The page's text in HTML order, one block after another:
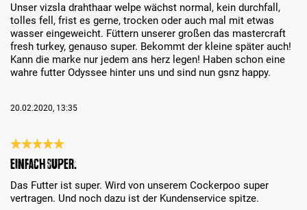
Unser vizsla drahthaar welpe wächst normal, kein durchfall,
tolles fell, frist es gerne, trocken oder auch mal mit etwas
wasser eingeweicht. Füttern unserer großen das mastercraft
fresh turkey, genauso super. Bekommt der kleine später auch!
Kann die marke nur jedem ans herz legen! Haben schon eine
wahre futter Odyssee hinter uns und sind nun gsnz happy.
20.02.2020, 13:35
Recenzja z oceną 5 spośród 5 gwiazdek
Einfach super.
Das Futter ist super. Wird von unserem Cockerpoo super
vertragen. Und noch dazu ist der Kundenservice spitze.